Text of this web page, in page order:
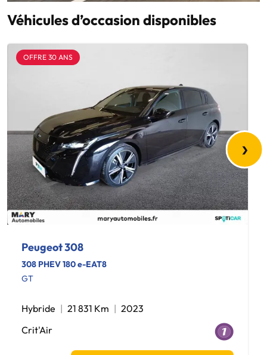
Véhicules d’occasion disponibles
OFFRE 30 ANS
Peugeot 308
308 PHEV 180 e-EAT8
GT
Hybride 21 831 Km
2023
Crit'Air
›